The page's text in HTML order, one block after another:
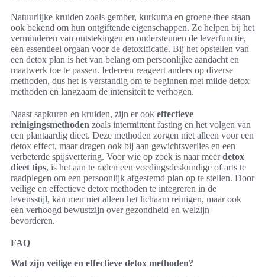
Natuurlijke kruiden zoals gember, kurkuma en groene thee staan
ook bekend om hun ontgiftende eigenschappen. Ze helpen bij het
verminderen van ontstekingen en ondersteunen de leverfunctie,
een essentieel orgaan voor de detoxificatie. Bij het opstellen van
een detox plan is het van belang om persoonlijke aandacht en
maatwerk toe te passen. Iedereen reageert anders op diverse
methoden, dus het is verstandig om te beginnen met milde detox
methoden en langzaam de intensiteit te verhogen.
Naast sapkuren en kruiden, zijn er ook effectieve
reinigingsmethoden zoals intermittent fasting en het volgen van
een plantaardig dieet. Deze methoden zorgen niet alleen voor een
detox effect, maar dragen ook bij aan gewichtsverlies en een
verbeterde spijsvertering. Voor wie op zoek is naar meerdetox
dieet tips, is het aan te raden een voedingsdeskundige of arts te
raadplegen om een persoonlijk afgestemd plan op te stellen. Door
veilige en effectieve detox methoden te integreren in de
levensstijl, kan men niet alleen het lichaam reinigen, maar ook
een verhoogd bewustzijn over gezondheid en welzijn
bevorderen.
FAQ
Wat zijn veilige en effectieve detox methoden?